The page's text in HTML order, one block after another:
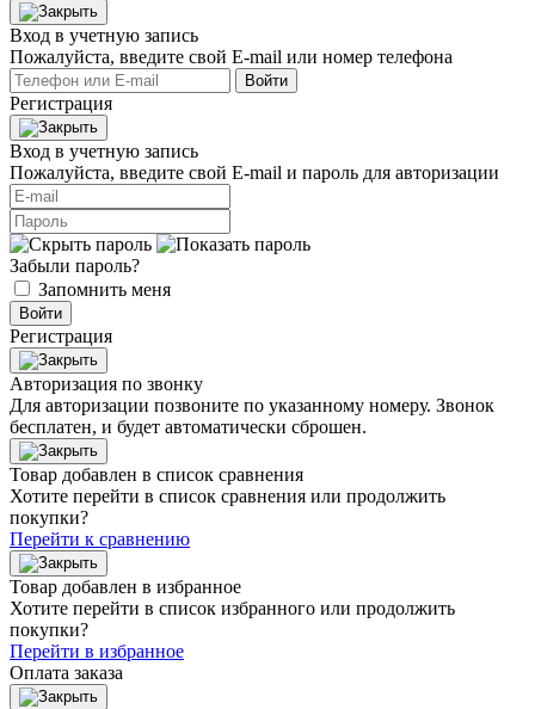
Вход в учетную запись
Пожалуйста, введите свой E‑mail или номер телефона
Войти
Регистрация
Вход в учетную запись
Пожалуйста, введите свой E‑mail и пароль для авторизации
Забыли пароль?
Запомнить меня
Войти
Регистрация
Авторизация по звонку
Для авторизации позвоните по указанному номеру. Звонок
бесплатен, и будет автоматически сброшен.
Товар добавлен в список сравнения
Хотите перейти в список сравнения или продолжить
покупки?
Перейти к сравнению
Товар добавлен в избранное
Хотите перейти в список избранного или продолжить
покупки?
Перейти в избранное
Оплата заказа